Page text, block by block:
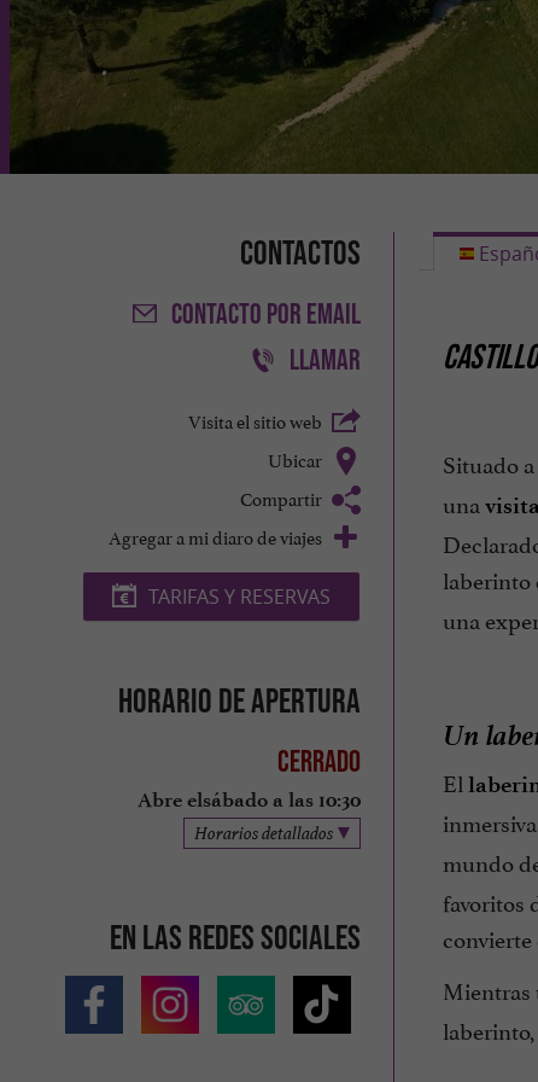
Contactos
CONTACTO POR EMAIL
LLAMAR
Visita el sitio web
Ubicar
Compartir
Agregar a mi diaro de viajes
TARIFAS Y RESERVAS
Horario de apertura
Cerrado
Abre elsábado a las 10:30
Horarios detallados
En las redes sociales
Situado
una
laberinto
una
Un
El
mundo
favoritos
convierte
Mientras